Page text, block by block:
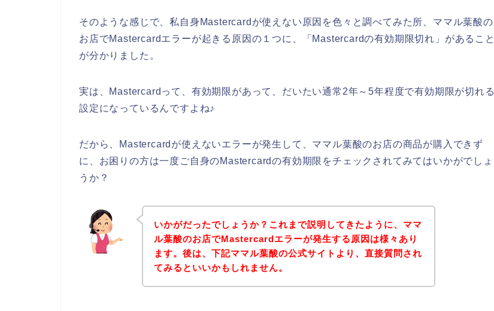
そのような感じで、私自身Mastercardが使えない原因を色々と調べてみた所、ママル葉酸の
お店でMastercardエラーが起きる原因の１つに、「Mastercardの有効期限切れ」があること
が分かりました。
実は、Mastercardって、有効期限があって、だいたい通常2年～5年程度で有効期限が切れる
設定になっているんですよね♪
だから、Mastercardが使えないエラーが発生して、ママル葉酸のお店の商品が購入できず
に、お困りの方は一度ご自身のMastercardの有効期限をチェックされてみてはいかがでしょ
うか？
いかがだったでしょうか？これまで説明してきたように、ママ
ル葉酸のお店でMastercardエラーが発生する原因は様々あり
ます。後は、下記ママル葉酸の公式サイトより、直接質問され
てみるといいかもしれません。